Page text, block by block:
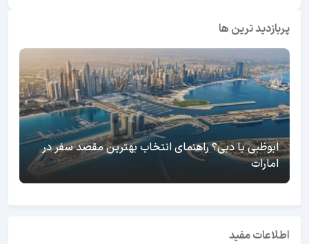
پربازدید ترین ها
ابوظبی یا دبی؟ راهنمای انتخاب بهترین مقصد سفر در
امارات
اطلاعات مفید